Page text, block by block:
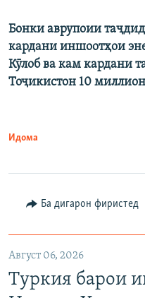
Бонки аврупоии
кардани иншоотҳои
Кӯлоб ва кам кардани
Тоҷикистон 10
Идома
Ба дигарон фиристед
Август 06, 2026
Туркия барои